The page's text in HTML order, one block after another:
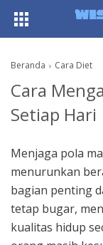
Beranda Cara Diet
Cara
Setiap Hari
Menjaga pola
menurunkan
bagian penting
tetap bugar,
kualitas hidup